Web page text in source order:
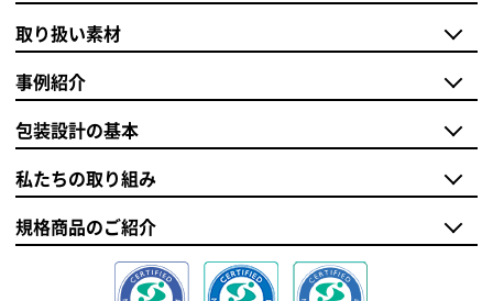
取り扱い素材
事例紹介
包装設計の基本
私たちの取り組み
規格商品のご紹介